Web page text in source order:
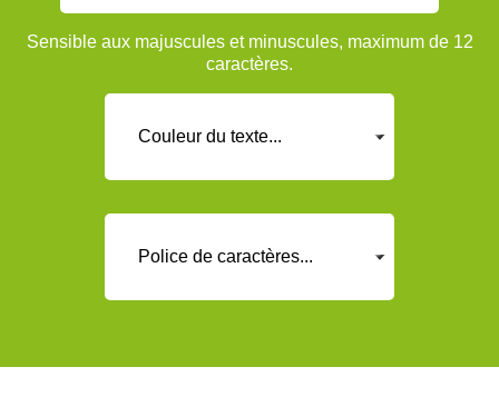
Sensible aux majuscules et minuscules, maximum de 12
caractères.